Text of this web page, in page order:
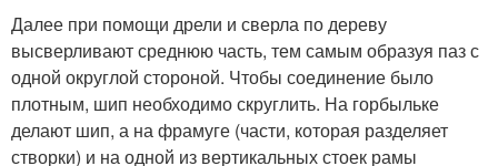
Далее при помощи дрели и сверла по дереву
высверливают среднюю часть, тем самым образуя паз с
одной округлой стороной. Чтобы соединение было
плотным, шип необходимо скруглить. На горбыльке
делают шип, а на фрамуге (части, которая разделяет
створки) и на одной из вертикальных стоек рамы